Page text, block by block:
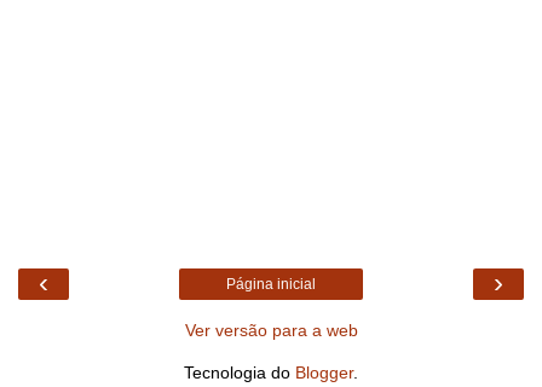
‹ ›
Página inicial
Ver versão para a web
Tecnologia do Blogger.